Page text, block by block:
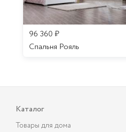
96 360 ₽
Спальня Рояль
Каталог
Товары для дома